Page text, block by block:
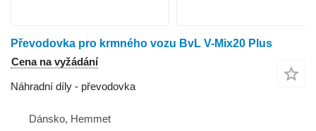
Převodovka pro krmného vozu BvL V-Mix20 Plus
Cena na vyžádání
Náhradní díly - převodovka
Dánsko, Hemmet